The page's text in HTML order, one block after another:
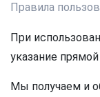
Правила
При
указание
Мы получаем и